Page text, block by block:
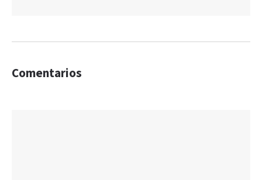
Comentarios